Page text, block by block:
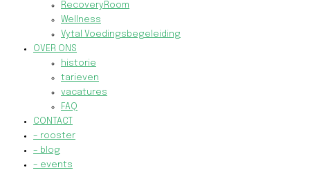
RecoveryRoom
Wellness
Vytal Voedingsbegeleiding
OVER ONS
historie
tarieven
vacatures
FAQ
CONTACT
– rooster
– blog
– events